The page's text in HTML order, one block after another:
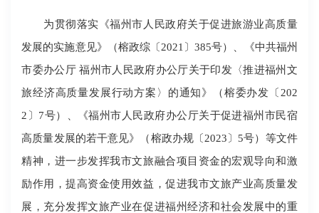
为贯彻落实《福州市人民政府关于促进旅游业高质量
发展的实施意见》（榕政综〔2021〕385号）、《中共福州
市委办公厅 福州市人民政府办公厅关于印发〈推进福州文
旅经济高质量发展行动方案〉的通知》（榕委办发〔202
2〕7号）、《福州市人民政府办公厅关于促进福州市民宿
高质量发展的若干意见》（榕政办规〔2023〕5号）等文件
精神，进一步发挥我市文旅融合项目资金的宏观导向和激
励作用，提高资金使用效益，促进我市文旅产业高质量发
展，充分发挥文旅产业在促进福州经济和社会发展中的重